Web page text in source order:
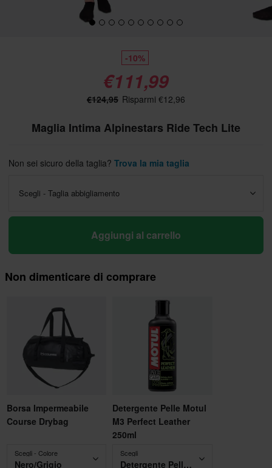
-10%
€111,99
€124,95 Risparmi €12,96
Maglia Intima Alpinestars Ride Tech Lite
Non sei sicuro della taglia? Trova la mia taglia
Scegli - Taglia abbigliamento
Aggiungi al carrello
Non dimenticare di comprare
Borsa Impermeabile
Course Drybag
Scegli - Colore
Nero/Grigio
Detergente Pelle Motul
M3 Perfect Leather
250ml
Scegli
Detergente Pelle Motul M3 Perfect Leather 250ml